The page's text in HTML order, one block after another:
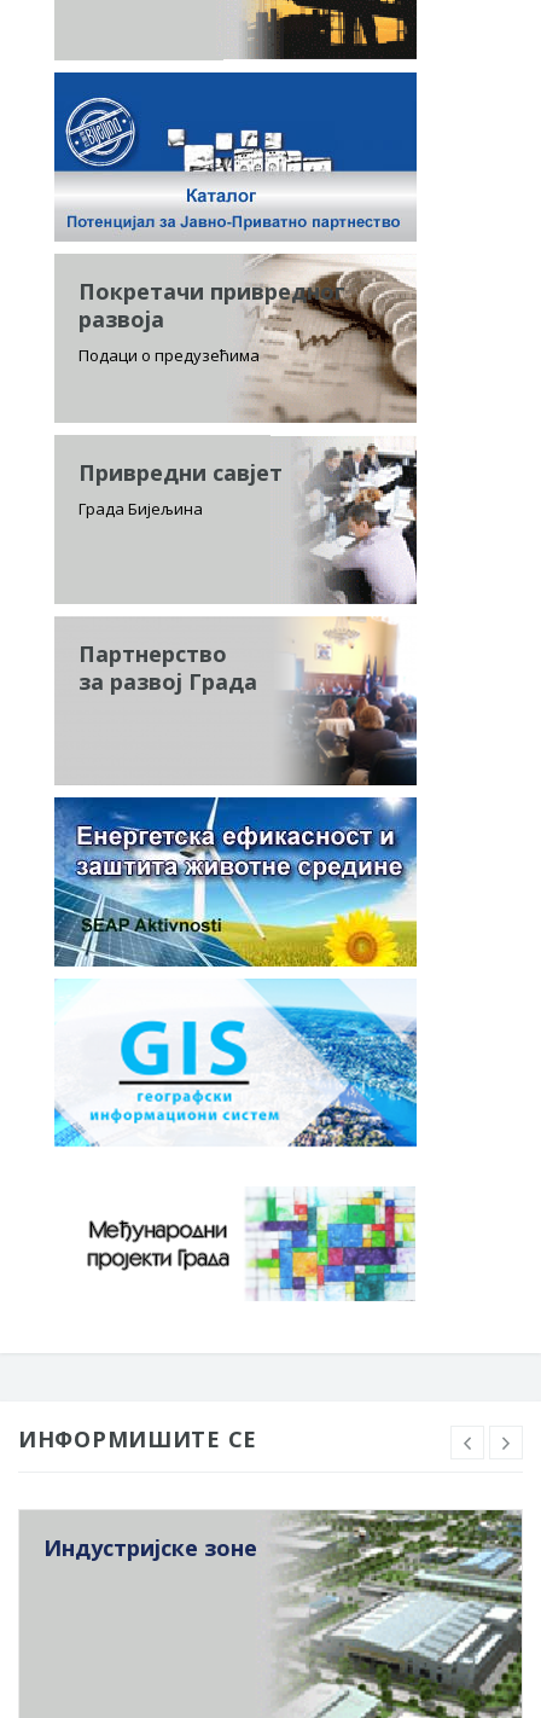
Покретачи привредног
развоја
Подаци о предузећима
Привредни савјет
Града Бијељина
Партнерство
за развој Града
ИНФОРМИШИТЕ СЕ
Индустријске зоне